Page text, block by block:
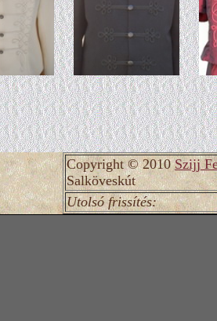
Copyright © 2010Szijj
Salköveskút
Utolsó frissítés: